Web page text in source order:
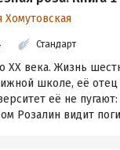
Хомутовская
Стандарт
XX века. Жизнь
школе, её отец
её не
Розалин видит